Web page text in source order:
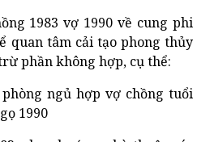
1983 vợ 1990 về cung phi
quan tâm cải tạo phong thủy
phần không hợp, cụ thể:
ngủ hợp vợ chồng tuổi
1990